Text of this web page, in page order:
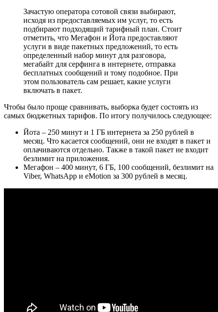
Зачастую оператора сотовой связи выбирают,
исходя из предоставляемых им услуг, то есть
подбирают подходящий тарифный план. Стоит
отметить, что Мегафон и Йота предоставляют
услуги в виде пакетных предложений, то есть
определенный набор минут для разговора,
мегабайт для серфинга в интернете, отправка
бесплатных сообщений и тому подобное. При
этом пользователь сам решает, какие услуги
включать в пакет.
Чтобы было проще сравнивать, выборка будет состоять из
самых бюджетных тарифов. По итогу получилось следующее:
Йота – 250 минут и 1 ГБ интернета за 250 рублей в
месяц. Что касается сообщений, они не входят в пакет и
оплачиваются отдельно. Также в такой пакет не входит
безлимит на приложения.
Мегафон – 400 минут, 6 ГБ, 100 сообщений, безлимит на
Viber, WhatsApp и eMotion за 300 рублей в месяц.